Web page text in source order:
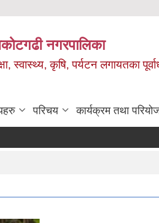
नगरपालिका
स्वास्थ्य, कृषि, पर्यटन लगायतका
परिचय कार्यक्रम तथा